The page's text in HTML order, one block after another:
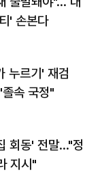
' 손본다
누르기' 재검
속 국정"
회동' 전말…"정
지시"